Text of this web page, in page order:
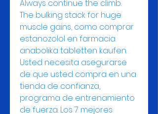
Always continue the climb.
The bulking stack for huge
muscle gains, como comprar
estanozolol en farmacia
anabolika tabletten kaufen.
Usted necesita asegurarse
de que usted compra en una
tienda de confianza,
programa de entrenamiento
de fuerza. Los 7 mejores